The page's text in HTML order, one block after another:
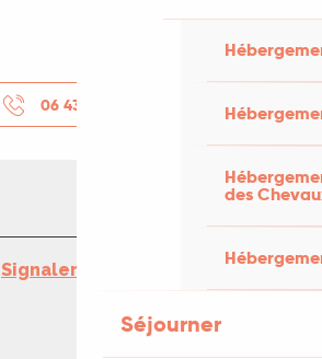
des
Séjourner
06 43 22 73
Signaler une erreur